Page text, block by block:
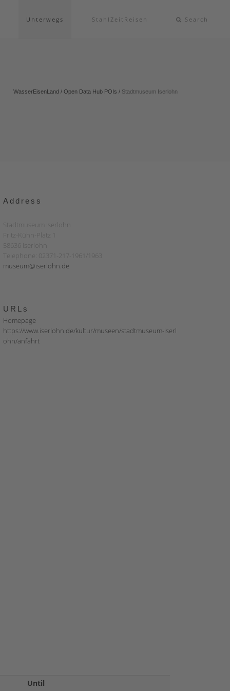
Unterwegs StahlZeitReisen Search
WasserEisenLand / Open Data Hub POIs / Stadtmuseum Iserlohn
Address
Stadtmuseum Iserlohn
Fritz-Kühn-Platz 1
58636 Iserlohn
Telephone: 02371-217-1961/1963
museum@iserlohn.de
URLs
Homepage
https://www.iserlohn.de/kultur/museen/stadtmuseum-iserl
ohn/anfahrt
Until